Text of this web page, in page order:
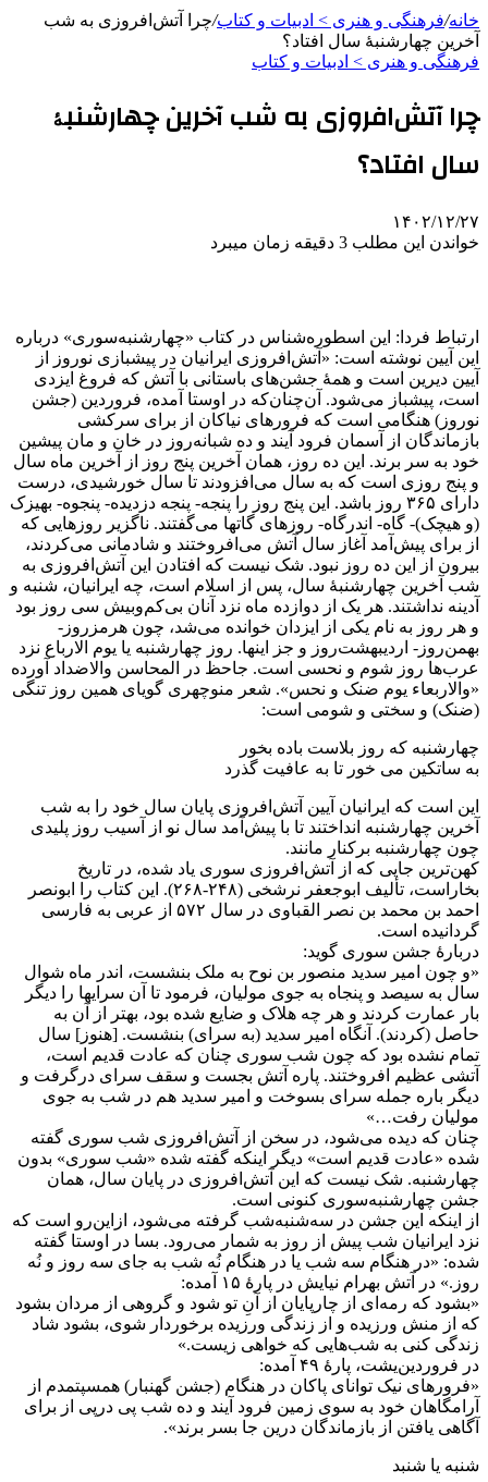
خانه/فرهنگی و هنری > ادبیات و کتاب/چرا آتش‌افروزی به شب
آخرین چهارشنبۀ سال افتاد؟
فرهنگی و هنری > ادبیات و کتاب
چرا آتش‌افروزی به شب آخرین چهارشنبۀ
سال افتاد؟
۱۴۰۲/۱۲/۲۷
خواندن این مطلب 3 دقیقه زمان میبرد
ارتباط فردا: این اسطوره‌شناس در کتاب «چهارشنبه‌سوری» درباره
این آیین نوشته است: «آتش‌افروزی ایرانیان در پیشبازی نوروز از
آیین دیرین است و همۀ جشن‌های باستانی با آتش که فروغ ایزدی
است، پیشباز می‌شود. آن‌چنان‌که در اوستا آمده، فروردین (جشن
نوروز) هنگامی است که فرورهای نیاکان از برای سرکشی
بازماندگان از آسمان فرود آیند و ده شبانه‌روز در خان و مان پیشین
خود به سر برند. این ده روز، همان آخرین پنج روز از آخرین ماه سال
و پنج روزی است که به سال می‌افزودند تا سال خورشیدی، درست
دارای ۳۶۵ روز باشد. این پنج روز را پنجه‌- پنجه دزدیده‌- پنجوه‌- بهیزک
(و هیچک)- گاه- اندرگاه- روزهای گاتها می‌گفتند. ناگزیر روزهایی که
از برای پیش‌آمد آغاز سال آتش می‌افروختند و شادمانی می‌کردند،
بیرون از این ده روز نبود. شک نیست که افتادن این آتش‌افروزی به
شب آخرین چهارشنبۀ سال، پس از اسلام است، چه ایرانیان، شنبه و
آدینه نداشتند. هر یک از دوازده ماه نزد آنان بی‌کم‌وبیش سی روز بود
و هر روز به نام یکی از ایزدان خوانده می‌شد، چون هرمزروز-
بهمن‌روز- اردیبهشت‌روز و جز اینها. روز چهارشنبه یا یوم الارباع نزد
عرب‌ها روز شوم و نحسی است. جاحظ در المحاسن والاضداد آورده
«والاربعاء یوم ضنک و نحس». شعر منوچهری گویای همین روز تنگی
(ضنک) و سختی و شومی است:
چهارشنبه که روز بلاست باده بخور
به ساتکین می خور تا به عافیت گذرد
این است که ایرانیان آیین آتش‌افروزی پایان سال خود را به شب
آخرین چهارشنبه انداختند تا با پیش‌آمد سال نو از آسیب روز پلیدی
چون چهارشنبه برکنار مانند.
کهن‌ترین جایی که از آتش‌افروزی سوری یاد شده، در تاریخ
بخاراست، تألیف ابوجعفر نرشخی (۲۴۸-۲۶۸). این کتاب را ابونصر
احمد بن محمد بن نصر القباوی در سال ۵۷۲ از عربی به فارسی
گردانیده است.
دربارۀ جشن سوری گوید:
«و چون امیر سدید منصور بن نوح به ملک بنشست، اندر ماه شوال
سال به سیصد و پنجاه به جوی مولیان، فرمود تا آن سرایها را دیگر
بار عمارت کردند و هر چه هلاک و ضایع شده بود، بهتر از آن به
حاصل (کردند). آنگاه امیر سدید (به سرای) بنشست. [هنوز] سال
تمام نشده بود که چون شب ‌سوری چنان که عادت قدیم است،
آتشی عظیم افروختند. پاره آتش بجست و سقف سرای درگرفت و
دیگر باره جمله سرای بسوخت و امیر سدید هم در شب به جوی
مولیان رفت…»
چنان که دیده می‌شود، در سخن از آتش‌افروزی شب‌ سوری گفته
شده «عادت قدیم است» دیگر اینکه گفته شده «شب سوری» بدون
چهارشنبه. شک نیست که این آتش‌افروزی در پایان سال، همان
جشن چهارشنبه‌سوری کنونی است.
از اینکه این جشن در سه‌شنبه‌شب گرفته می‌شود، ازاین‌رو است که
نزد ایرانیان شب پیش از روز به شمار می‌رود. بسا در اوستا گفته
شده: «در هنگام سه شب یا در هنگام نُه شب به جای سه روز و نُه
روز.» در آتش بهرام نیایش در پارۀ ۱۵ آمده:
«بشود که رمه‌ای از چارپایان از آنِ تو شود و گروهی از مردان بشود
که از منش ورزیده و از زندگی ورزیده برخوردار شوی، بشود شاد
زندگی کنی به شب‌هایی که خواهی زیست.»
در فروردین‌یشت، پارۀ ۴۹ آمده:
«فرورهای نیک توانای پاکان در هنگام (جشن گهنبار) همسپتمدم از
آرامگاهان خود به سوی زمین فرود آیند و ده شب پی درپی از برای
آگاهی یافتن از بازماندگان درین جا بسر برند».
شنبه یا شنبد